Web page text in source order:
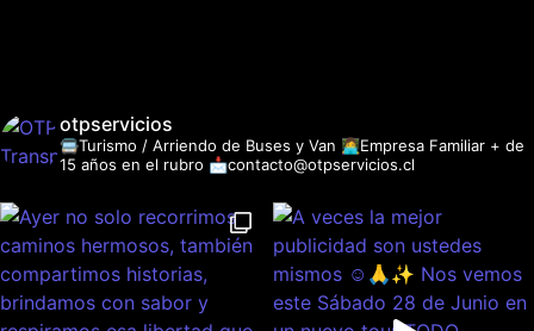
otpservicios
🚍Turismo / Arriendo de Buses y Van 👩‍💻Empresa Familiar + de
15 años en el rubro 📩contacto@otpservicios.cl